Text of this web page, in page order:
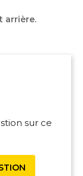
arrière.
sur ce